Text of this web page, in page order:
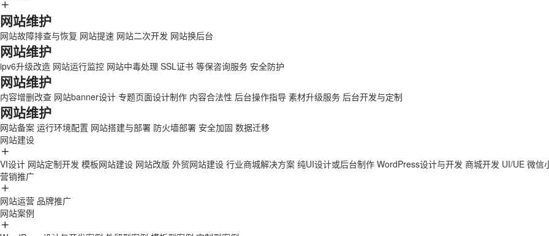
网站维护
网站故障排查与恢复 网站提速 网站二次开发 网站换后台
网站维护
ipv6升级改造 网站运行监控 网站中毒处理 SSL证书 等保咨询服务 安全防护
网站维护
内容增删改查 网站banner设计 专题页面设计制作 内容合法性 后台操作指导 素材升级服务 后台开发与定制
网站维护
网站备案 运行环境配置 网站搭建与部署 防火墙部署 安全加固 数据迁移
网站建设
VI设计 网站定制开发 模板网站建设 网站改版 外贸网站建设 行业商城解决方案 纯UI设计或后台制作 WordPress设计与开发 商城开发 UI/UE 微信
营销推广
网站运营 品牌推广
网站案例